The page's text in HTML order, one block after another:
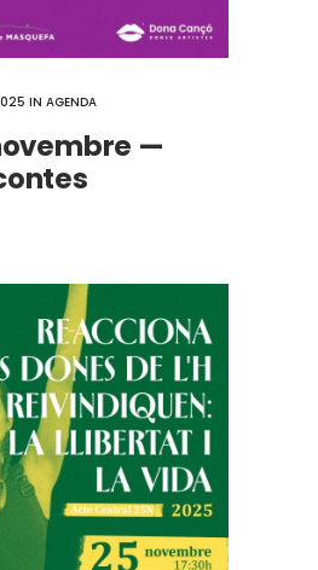
IN AGENDA
—